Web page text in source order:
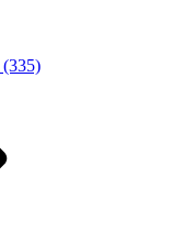
(335)